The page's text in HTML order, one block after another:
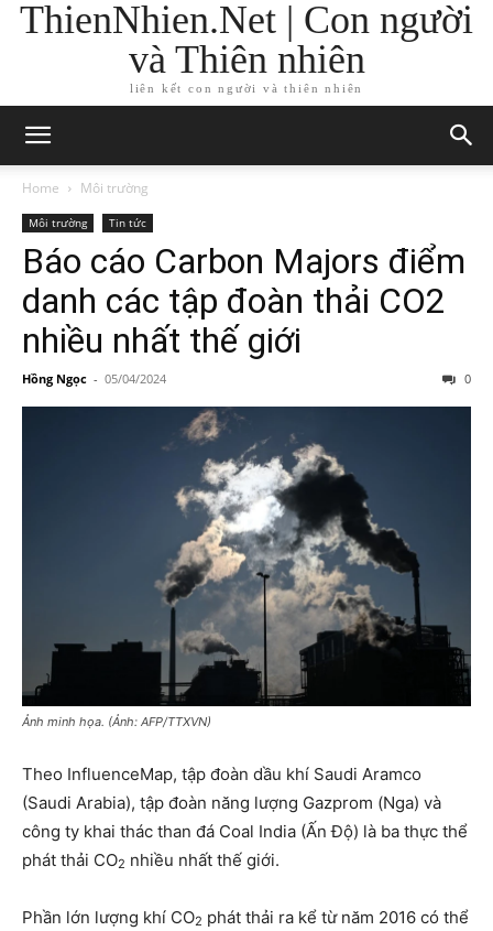
ThienNhien.Net | Con người
và Thiên nhiên
liên kết con người và thiên nhiên
Home Môi trường
Môi trường Tin tức
Báo cáo Carbon Majors điểm
danh các tập đoàn thải CO2
nhiều nhất thế giới
Hồng Ngọc - 05/04/2024 0
Ảnh minh họa. (Ảnh: AFP/TTXVN)
Theo InfluenceMap, tập đoàn dầu khí Saudi Aramco
(Saudi Arabia), tập đoàn năng lượng Gazprom (Nga) và
công ty khai thác than đá Coal India (Ấn Độ) là ba thực thể
phát thải CO2 nhiều nhất thế giới.
Phần lớn lượng khí CO2 phát thải ra kể từ năm 2016 có thể